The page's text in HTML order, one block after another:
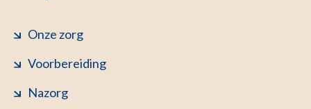
Onze zorg
Voorbereiding
Nazorg